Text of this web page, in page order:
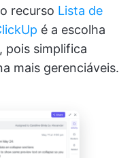
recurso Lista de
é a escolha
pois simplifica
mais gerenciáveis.